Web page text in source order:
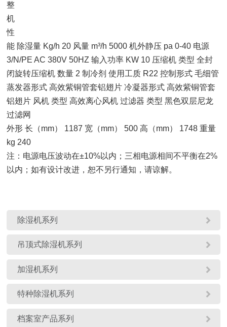
整
机
性
能 除湿量 Kg/h 20 风量 m³/h 5000 机外静压 pa 0-40 电源
3/N/PE AC 380V 50HZ 输入功率 KW 10 压缩机 类型 全封
闭旋转压缩机 数量 2 制冷剂 使用工质 R22 控制形式 毛细管
蒸发器形式 高效紫铜管套铝翅片 冷凝器形式 高效紫铜管套
铝翅片 风机 类型 高效离心风机 过滤器 类型 黑色双层尼龙
过滤网
外形 长（mm） 1187 宽（mm） 500 高（mm） 1748 重量
kg 240
注：电源电压波动在±10%以内；三相电源相间不平衡在2%
以内；如有设计改进，恕不另行通知，请谅解。

除湿机系列

吊顶式除湿机系列

加湿机系列

特种除湿机系列

档案室产品系列